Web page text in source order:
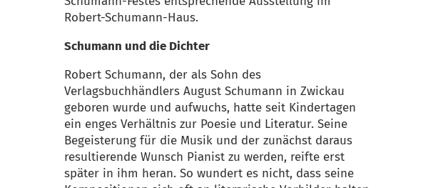
Robert-Schumann-Haus.
Schumann und die Dichter
Robert Schumann, der als Sohn des
Verlagsbuchhändlers August Schumann in Zwickau
geboren wurde und aufwuchs, hatte seit Kindertagen
ein enges Verhältnis zur Poesie und Literatur. Seine
Begeisterung für die Musik und der zunächst daraus
resultierende Wunsch Pianist zu werden, reifte erst
später in ihm heran. So wundert es nicht, dass seine